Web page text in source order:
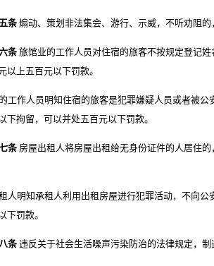
条 煽动、策划非法集会、游行、示威，不听劝阻
条 旅馆业的工作人员对住宿的旅客不按规定登记
以上五百元以下罚款。
工作人员明知住宿的旅客是犯罪嫌疑人员或者被
下拘留，可以并处五百元以下罚款。
条 房屋出租人将房屋出租给无身份证件的人居住
人明知承租人利用出租房屋进行犯罪活动，不向
下罚款。
条 违反关于社会生活噪声污染防治的法律规定，